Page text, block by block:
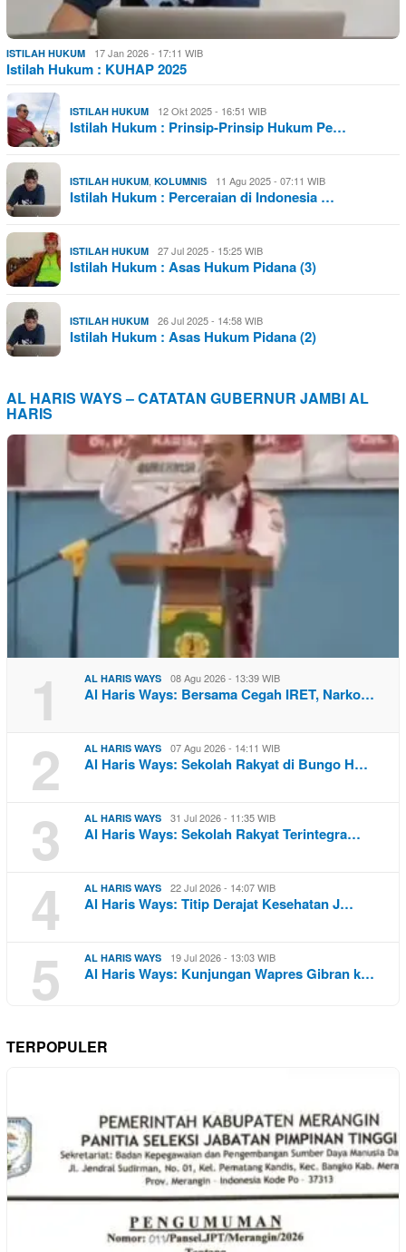
ISTILAH HUKUM 17 Jan 2026 - 17:11 WIB
Istilah Hukum : KUHAP 2025
ISTILAH HUKUM 12 Okt 2025 - 16:51 WIB
Istilah Hukum : Prinsip-Prinsip Hukum Pe…
ISTILAH HUKUM KOLUMNIS 11 Agu 2025 - 07:11 WIB
Istilah Hukum : Perceraian di Indonesia …
ISTILAH HUKUM 27 Jul 2025 - 15:25 WIB
Istilah Hukum : Asas Hukum Pidana (3)
ISTILAH HUKUM 26 Jul 2025 - 14:58 WIB
Istilah Hukum : Asas Hukum Pidana (2)
AL HARIS WAYS – CATATAN GUBERNUR JAMBI AL
HARIS
1 AL HARIS WAYS 08 Agu 2026 - 13:39 WIB
Al Haris Ways: Bersama Cegah IRET, Narko…
2 AL HARIS WAYS 07 Agu 2026 - 14:11 WIB
Al Haris Ways: Sekolah Rakyat di Bungo H…
3 AL HARIS WAYS 31 Jul 2026 - 11:35 WIB
Al Haris Ways: Sekolah Rakyat Terintegra…
4 AL HARIS WAYS 22 Jul 2026 - 14:07 WIB
Al Haris Ways: Titip Derajat Kesehatan J…
5 AL HARIS WAYS 19 Jul 2026 - 13:03 WIB
Al Haris Ways: Kunjungan Wapres Gibran k…
TERPOPULER